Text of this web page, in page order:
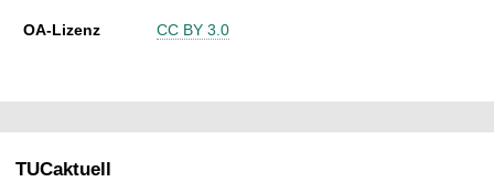
OA-Lizenz CC BY 3.0
TUCaktuell